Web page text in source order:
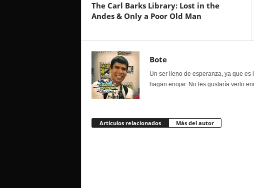
The Carl Barks Library: Lost in the
Andes & Only a Poor Old Man
Bote
Un ser lleno de esperanza, ya que
hagan enojar. No les gustaría verlo
Artículos relacionados Más del autor